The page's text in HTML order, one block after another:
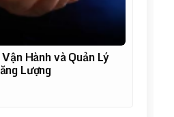
Hành và Quản Lý
Lượng